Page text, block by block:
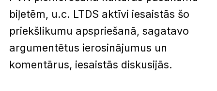
biļetēm, u.c. LTDS aktīvi iesaistās šo
priekšlikumu apspriešanā, sagatavo
argumentētus ierosinājumus un
komentārus, iesaistās diskusijās.